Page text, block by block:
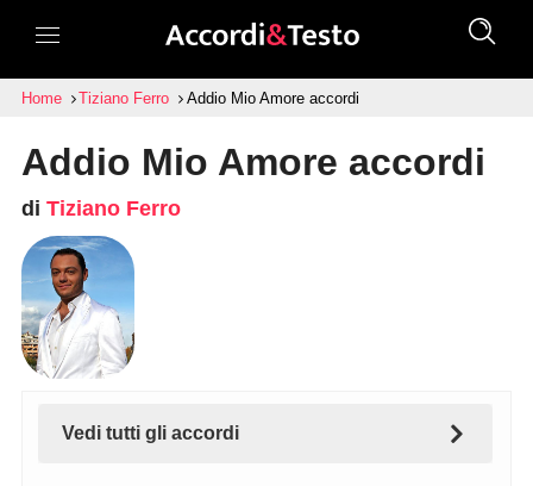
Home Tiziano Ferro Addio Mio Amore accordi
Addio Mio Amore accordi
di Tiziano Ferro
Vedi tutti gli accordi